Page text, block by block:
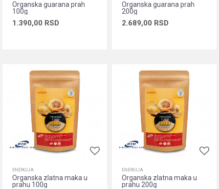
Organska guarana prah
100g
1.390,00 RSD
Organska guarana prah
200g
2.689,00 RSD
ENERGIJA
Organska zlatna maka u
prahu 100g
ENERGIJA
Organska zlatna maka u
prahu 200g